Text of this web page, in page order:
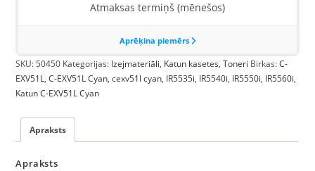
SKU: 50450 Kategorijas: Izejmateriāli, Katun kasetes,Toneri Birkas:C-
EXV51L,C-EXV51L Cyan,cexv51l cyan, IR5535i, IR5540i, IR5550i, IR5560i,
Katun C-EXV51L Cyan
Apraksts
Apraksts